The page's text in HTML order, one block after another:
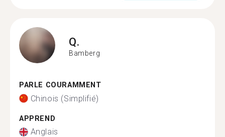
Q.
Bamberg
PARLE COURAMMENT
Chinois (Simplifié)
APPREND
Anglais